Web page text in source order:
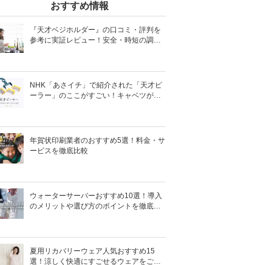
おすすめ情報
『天才ベジホルダー』の口コミ・評判を
参考に実証レビュー！安全・時短の調理
NHK「あさイチ」で紹介された「天才ピ
ーラー」のここがすごい！キャベツがほ
年賀状印刷業者のおすすめ5選！料金・サ
ービスを徹底比較
ウォーターサーバーおすすめ10選！導入
のメリットや選び方のポイントを徹底解
夏用リカバリーウェア人気おすすめ15
選！涼しく快適にすごせるウェアをご紹